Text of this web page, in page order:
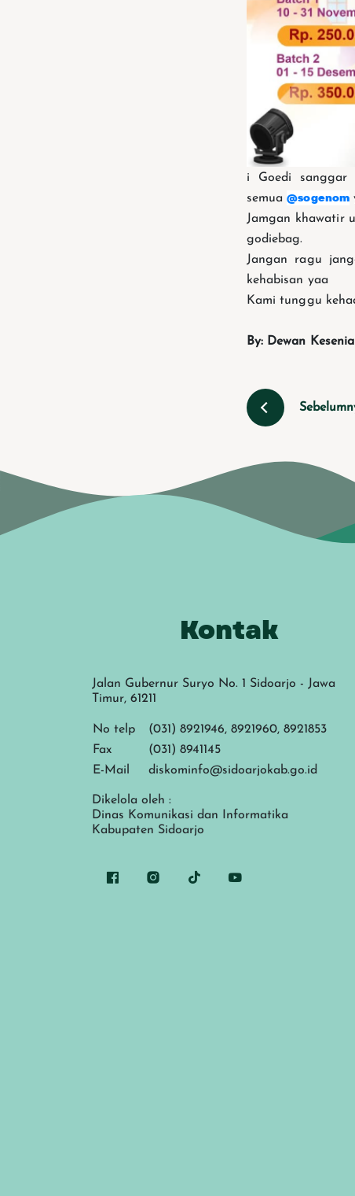
i Goedi sanggar
semua@sogenom
Jamgan khawatir
godiebag.
Jangan ragu
kehabisan yaa
Kami tunggu
By: Dewan
Kontak
Jalan Gubernur Suryo No. 1 Sidoarjo - Jawa
Timur, 61211
No telp
(031) 8921946, 8921960, 8921853
Fax
(031) 8941145
E-Mail
diskominfo@sidoarjokab.go.id
Dikelola oleh :
Dinas Komunikasi dan Informatika
Kabupaten Sidoarjo